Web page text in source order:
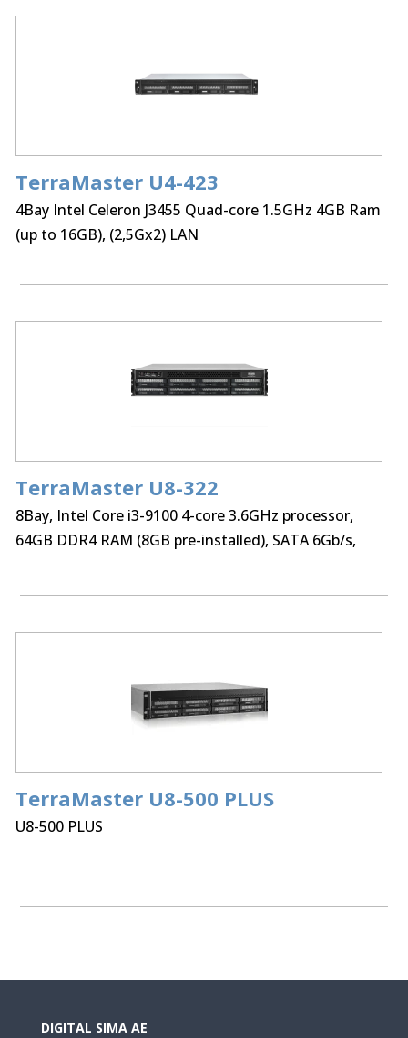
16GB DDR5
External Ports:10GbE x 2
TerraMaster U4-423
4Bay Intel Celeron J3455 Quad-core 1.5GHz 4GB Ram
(up to 16GB), (2,5Gx2) LAN
TerraMaster U8-322
8Bay, Intel Core i3-9100 4-core 3.6GHz processor,
64GB DDR4 RAM (8GB pre-installed), SATA 6Gb/s,
TerraMaster U8-500 PLUS
U8-500 PLUS
Threads
DIGITAL SIMA AE